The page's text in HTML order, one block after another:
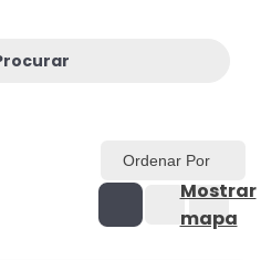
Ordenar Por
Mostrar
mapa